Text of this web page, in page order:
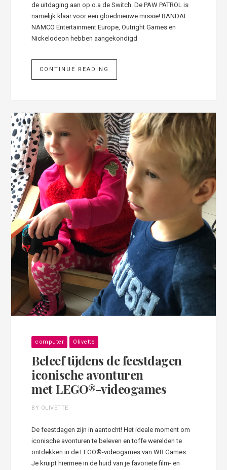
de uitdaging aan op o.a de Switch. De PAW PATROL is
namelijk klaar voor een gloednieuwe missie! BANDAI
NAMCO Entertainment Europe, Outright Games en
Nickelodeon hebben aangekondigd
CONTINUE READING
computer Olivette
Beleef tijdens de feestdagen
iconische avonturen
met LEGO®-videogames
BY OLIVETTE
De feestdagen zijn in aantocht! Het ideale moment om
iconische avonturen te beleven en toffe werelden te
ontdekken in de LEGO®-videogames van WB Games.
Je kruipt hiermee in de huid van je favoriete film- en